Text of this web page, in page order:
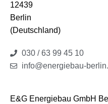
12439
Berlin
(Deutschland)
030 / 63 99 45 10
info@energiebau-
E&G Energiebau GmbH